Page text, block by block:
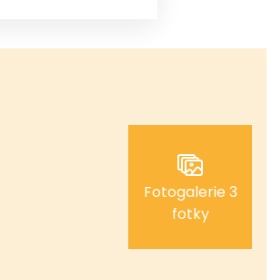
Fotogalerie 3
fotky